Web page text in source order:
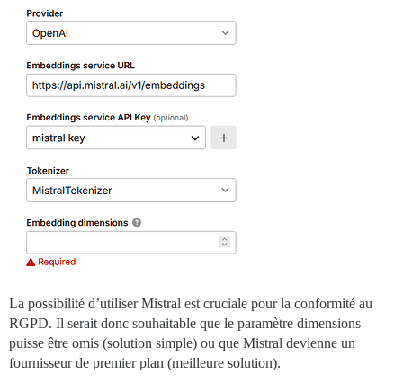
La possibilité d’utiliser Mistral est cruciale pour la conformité au
RGPD. Il serait donc souhaitable que le paramètre dimensions
puisse être omis (solution simple) ou que Mistral devienne un
fournisseur de premier plan (meilleure solution).